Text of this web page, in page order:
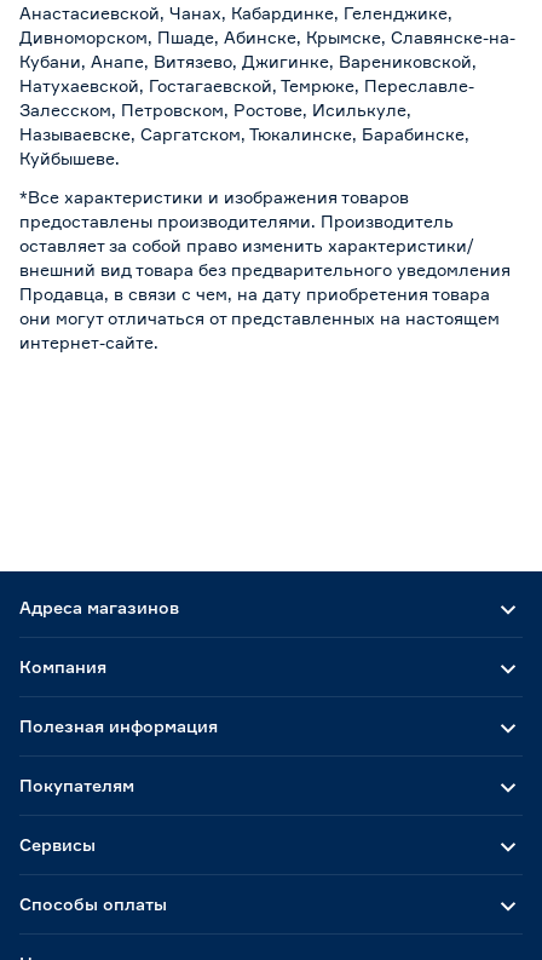
Анастасиевской, Чанах, Кабардинке, Геленджике,
Дивноморском, Пшаде, Абинске, Крымске, Славянске-на-
Кубани, Анапе, Витязево, Джигинке, Варениковской,
Натухаевской, Гостагаевской, Темрюке, Переславле-
Залесском, Петровском, Ростове, Исилькуле,
Называевске, Саргатском, Тюкалинске, Барабинске,
Куйбышеве.
*Все характеристики и изображения товаров
предоставлены производителями. Производитель
оставляет за собой право изменить характеристики/
внешний вид товара без предварительного уведомления
Продавца, в связи с чем, на дату приобретения товара
они могут отличаться от представленных на настоящем
интернет-сайте.
Адреса магазинов
Способы оплаты
Компания
Полезная информация
Покупателям
Сервисы